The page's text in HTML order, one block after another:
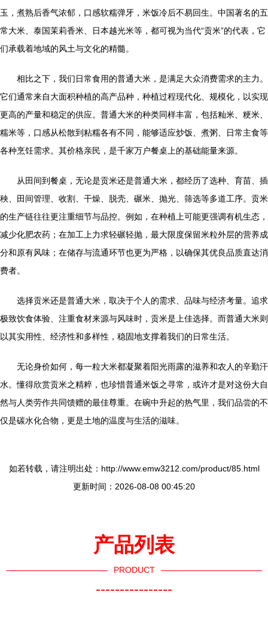
玉，煮熟后香气浓郁，口感软糯弹牙，米饭冷后不易回生。中国著名的五
常大米、泰国茉莉香米、日本越光米等，都可视为当代“贡米”的代表，它
们承载着地域的风土与文化的精髓。
相比之下，我们日常食用的普通大米，是满足大众消费需求的主力。
它们通常来自大面积种植的高产品种，种植过程现代化、规模化，以实现
更高的产量和稳定的供应。普通大米的种类同样丰富，包括籼米、粳米、
糯米等，口感从松散到粘糯各有不同，能够适应炒饭、煮粥、日常主食等
各种烹饪需求。其价格亲民，是千家万户餐桌上的基础能量来源。
从田间到餐桌，无论是贡米还是普通大米，都经历了选种、育苗、插
秧、田间管理、收割、干燥、脱壳、碾米、抛光、筛选等多道工序。贡米
的生产链往往更注重细节与品控。例如，在种植上可能更强调有机生态，
减少化肥农药；在加工上力求轻碾轻抛，最大限度保留米粒外层的营养成
分和原有风味；在储存与流通环节也更为严格，以确保其优良品质直达消
费者。
选择贡米还是普通大米，取决于个人的需求、品味与经济考量。追求
极致饮食体验、注重食材来源与风味时，贡米是上佳选择。而普通大米则
以其实用性、经济性和多样性，稳固地支撑着我们的日常生活。
无论身价如何，每一粒大米都凝聚着阳光雨露的滋养和农人的辛勤汗
水。懂得欣赏贡米之精粹，也珍惜普通米饭之寻常，或许才是对这份大自
然与人类劳作共同馈赠的最佳尊重。在碗中升起的热气里，我们品尝的不
仅是碳水化合物，更是土地的温度与生活的滋味。
如若转载，请注明出处：http://www.emw3212.com/product/85.html
更新时间：2026-08-08 00:45:20
产品列表
PRODUCT
----------------